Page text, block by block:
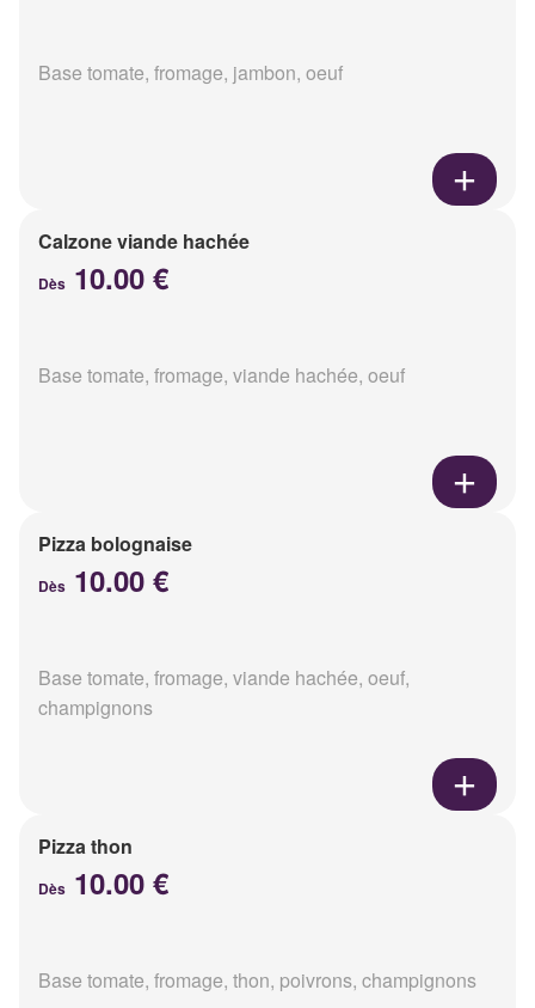
Base tomate, fromage, jambon, oeuf
Calzone viande hachée
Dès 10.00 €
Base tomate, fromage, viande hachée, oeuf
Pizza bolognaise
Dès 10.00 €
Base tomate, fromage, viande hachée, oeuf,
champignons
Pizza thon
Dès 10.00 €
Base tomate, fromage, thon, poivrons, champignons